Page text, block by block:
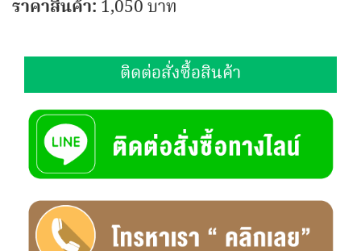
ราคาสินค้า: 1,050 บาท
ติดต่อสั่งซื้อสินค้า